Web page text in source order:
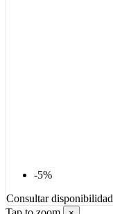
-5%
Consultar disponibilidad